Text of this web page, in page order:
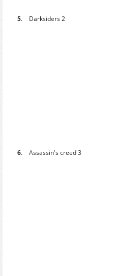
5. Darksiders 2
6. Assassin's creed 3